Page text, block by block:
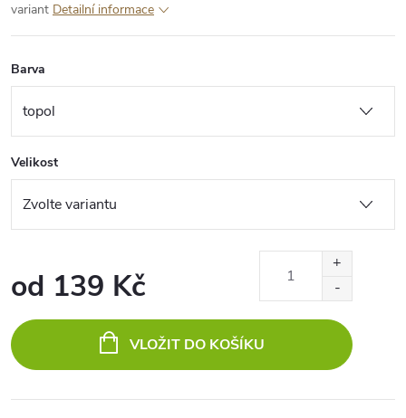
variant Detailní informace
Barva
Velikost
od 139 Kč
cena:
VLOŽIT DO KOŠÍKU